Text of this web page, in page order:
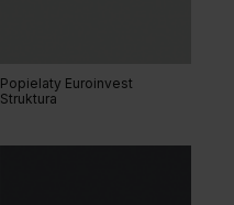
Popielaty Euroinvest
Struktura